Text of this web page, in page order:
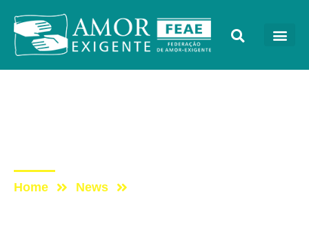
Home News